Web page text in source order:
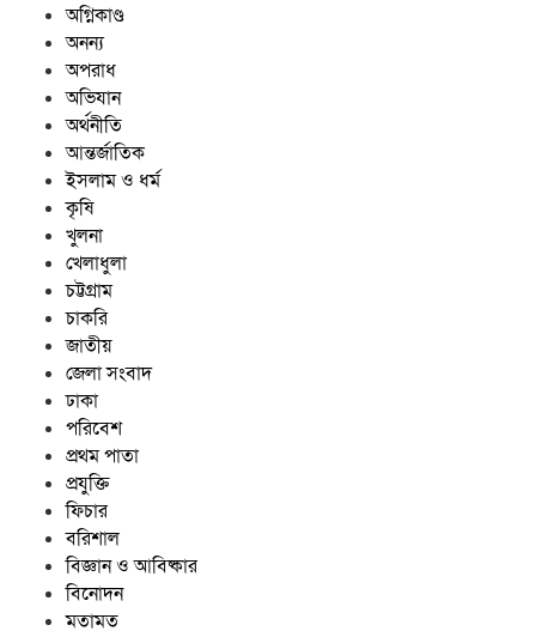
অগ্নিকাণ্ড
অনন্য
অপরাধ
অভিযান
অর্থনীতি
আন্তর্জাতিক
ইসলাম ও ধর্ম
কৃষি
খুলনা
খেলাধুলা
চট্টগ্রাম
চাকরি
জাতীয়
জেলা সংবাদ
ঢাকা
পরিবেশ
প্রথম পাতা
প্রযুক্তি
ফিচার
বরিশাল
বিজ্ঞান ও আবিষ্কার
বিনোদন
মতামত